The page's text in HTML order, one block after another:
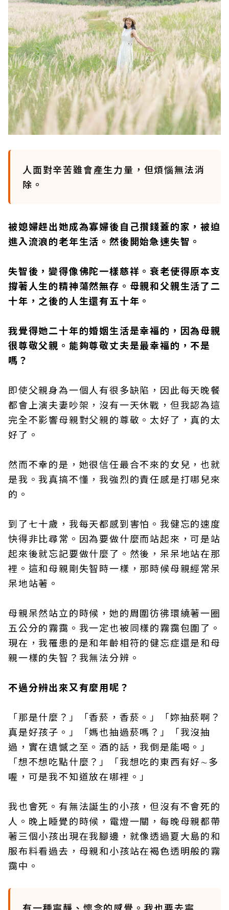
人面對辛苦雖會產生力量，但煩惱無法消
除。
被媳婦趕出她成為寡婦後自己攢錢蓋的家，被迫
進入流浪的老年生活。然後開始急速失智。
失智後，變得像佛陀一樣慈祥。衰老使得原本支
撐著人生的精神蕩然無存。母親和父親生活了二
十年，之後的人生還有五十年。
我覺得她二十年的婚姻生活是幸福的，因為母親
很尊敬父親。能夠尊敬丈夫是最幸福的，不是
嗎？
即使父親身為一個人有很多缺陷，因此每天晚餐
都會上演夫妻吵架，沒有一天休戰，但我認為這
完全不影響母親對父親的尊敬。太好了，真的太
好了。
然而不幸的是，她很信任最合不來的女兒，也就
是我。我真搞不懂，我強烈的責任感是打哪兒來
的。
到了七十歲，我每天都感到害怕。我健忘的速度
快得非比尋常。因為要做什麼而站起來，可是站
起來後就忘記要做什麼了。然後，呆呆地站在那
裡。這和母親剛失智時一樣，那時候母親經常呆
呆地站著。
母親呆然站立的時候，她的周圍彷彿環繞著一圈
五公分的霧靄。我一定也被同樣的霧靄包圍了。
現在，我罹患的是和年齡相符的健忘症還是和母
親一樣的失智？我無法分辨。
不過分辨出來又有麼用呢？
「那是什麼？」「香菸，香菸。」「妳抽菸啊？
真是好孩子。」「媽也抽過菸嗎？」「我沒抽
過，實在遺憾之至。酒的話，我倒是能喝。」
「想不想吃點什麼？」「我想吃的東西有好∼多
喔，可是我不知道放在哪裡。」
我也會死。有無法誕生的小孩，但沒有不會死的
人。晚上睡覺的時候，電燈一關，每晚母親都帶
著三個小孩出現在我腳邊，就像透過夏大島的和
服布料看過去，母親和小孩站在褐色透明般的霧
靄中。